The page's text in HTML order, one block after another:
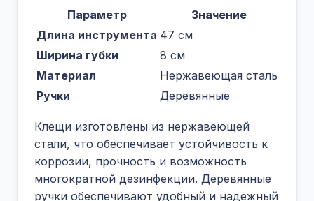
Параметр
Значение
Длина инструмента 47 см
Ширина губки
8 см
Материал
Нержавеющая сталь
Ручки
Деревянные
Клещи изготовлены из нержавеющей
стали, что обеспечивает устойчивость к
коррозии, прочность и возможность
многократной дезинфекции. Деревянные
ручки обеспечивают удобный и надежный